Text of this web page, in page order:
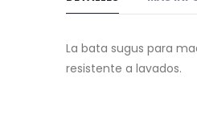
La bata sugus para
resistente a lavados.